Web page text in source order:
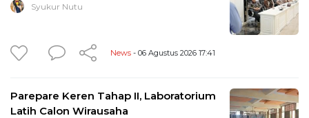
Syukur Nutu
News - 06 Agustus 2026 17:41
Parepare Keren Tahap II, Laboratorium
Latih Calon Wirausaha